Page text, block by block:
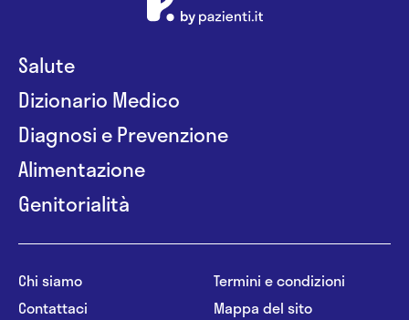
Salute
Dizionario Medico
Diagnosi e Prevenzione
Alimentazione
Genitorialità
Chi siamo
Contattaci
Termini e condizioni
Mappa del sito